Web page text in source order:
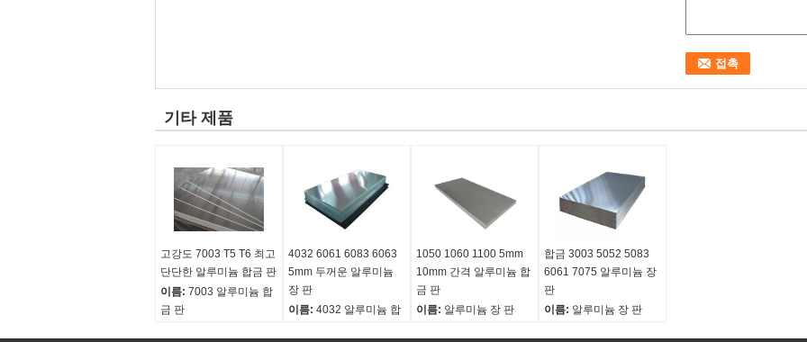
기타 제품
고강도 7003 T5 T6 최고
단단한 알루미늄 합금 판
이름: 7003 알루미늄 합
금 판
4032 6061 6083 6063
5mm 두꺼운 알루미늄
장 판
이름: 4032 알루미늄 합
1050 1060 1100 5mm
10mm 간격 알루미늄 합
금 판
이름: 알루미늄 장 판
합금 3003 5052 5083
6061 7075 알루미늄 장
판
이름: 알루미늄 장 판